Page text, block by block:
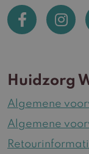
Huidzorg
Algemene
Algemene